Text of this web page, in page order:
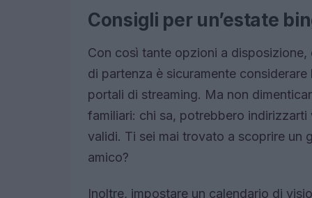
Consigli per un’estate
Con così tante opzioni a
di partenza è sicuramente
portali di streaming. Ma non
familiari: chi sa, potrebbero
validi. Ti sei mai trovato a scoprire un
amico?
Inoltre, impostare un calendario di